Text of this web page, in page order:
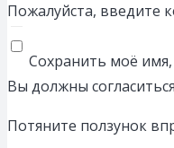
Пожалуйста, введите
Сохранить моё
Вы должны
Потяните ползунок